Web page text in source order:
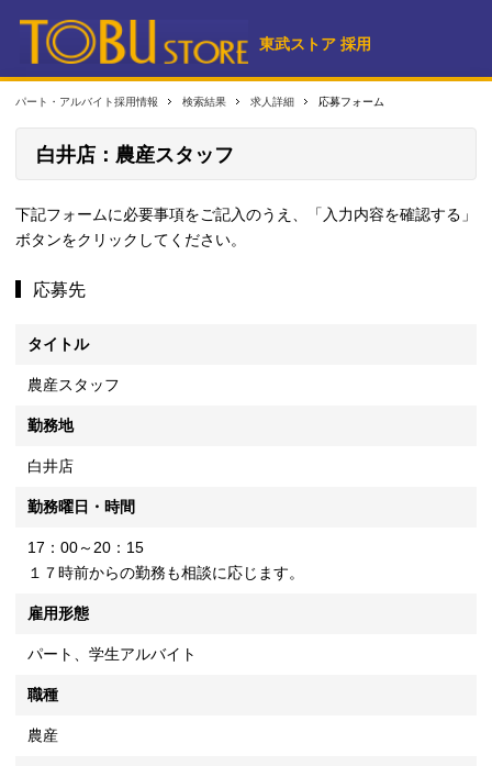
東武ストア 採用
パート・アルバイト採用情報 検索結果 求人詳細 応募フォーム
白井店：農産スタッフ
下記フォームに必要事項をご記入のうえ、「入力内容を確認する」
ボタンをクリックしてください。
応募先
タイトル
農産スタッフ
勤務地
白井店
勤務曜日・時間
17：00～20：15
１７時前からの勤務も相談に応じます。
雇用形態
パート、学生アルバイト
職種
農産